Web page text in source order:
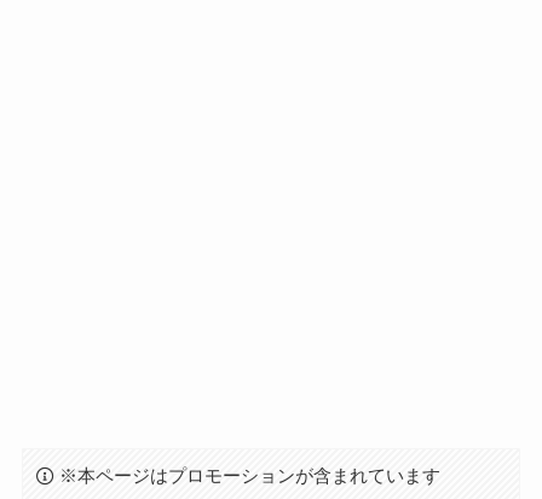
※本ページはプロモーションが含まれています